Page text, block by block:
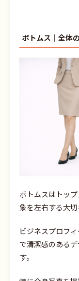
ボトムス｜全体
ボトムスはトッ
象を左右する大切
ビジネスプロフ
で清潔感のある
す。